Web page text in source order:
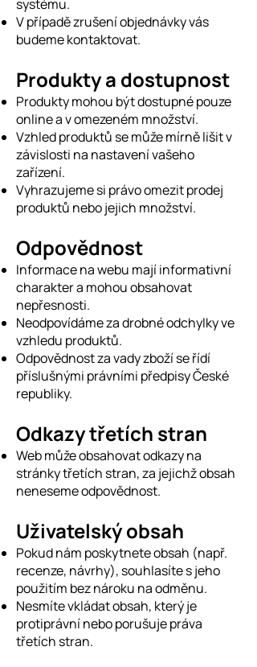
systému.
V případě zrušení objednávky vás
budeme kontaktovat.
Produkty a dostupnost
Produkty mohou být dostupné pouze
online a v omezeném množství.
Vzhled produktů se může mírně lišit v
závislosti na nastavení vašeho
zařízení.
Vyhrazujeme si právo omezit prodej
produktů nebo jejich množství.
Odpovědnost
Informace na webu mají informativní
charakter a mohou obsahovat
nepřesnosti.
Neodpovídáme za drobné odchylky ve
vzhledu produktů.
Odpovědnost za vady zboží se řídí
příslušnými právními předpisy České
republiky.
Odkazy třetích stran
Web může obsahovat odkazy na
stránky třetích stran, za jejichž obsah
neneseme odpovědnost.
Uživatelský obsah
Pokud nám poskytnete obsah (např.
recenze, návrhy), souhlasíte s jeho
použitím bez nároku na odměnu.
Nesmíte vkládat obsah, který je
protiprávní nebo porušuje práva
třetích stran.